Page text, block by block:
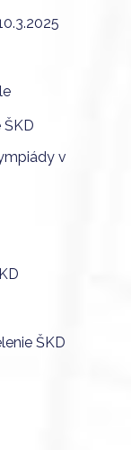
ŠKD
v
ŠKD